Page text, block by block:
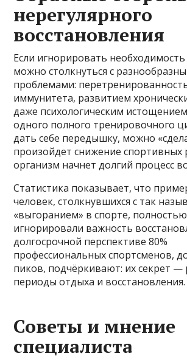
нерегулярного
восстановления
Если игнорировать
можно столкнуться с
проблемами:
иммунитета, развитием
даже психологическим
одного полного тренировочного
дать себе передышку, можно
произойдет снижение спортивных
организм начнет долгий процесс
Статистика показывает, что
человек, столкнувшихся с так
«выгоранием» в спорте, полностью
игнорировали важность
долгосрочной перспективе 80%
профессиональных спортсменов,
пиков, подчёркивают: их секрет —
периоды отдыха и восстановления.
Советы и мнение
специалиста